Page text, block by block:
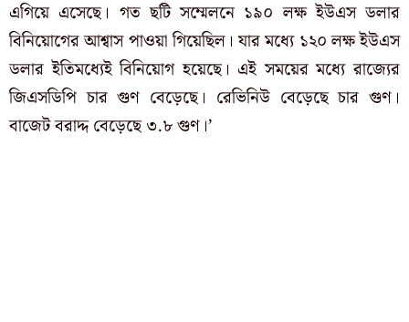
এগিয়ে এসেছে। গত ছটি সম্মেলনে ১৯০ লক্ষ ইউএস ডলার
বিনিয়োগের আশ্বাস পাওয়া গিয়েছিল। যার মধ্যে ১২০ লক্ষ ইউএস
ডলার ইতিমধ্যেই বিনিয়োগ হয়েছে। এই সময়ের মধ্যে রাজ্যের
জিএসডিপি চার গুণ বেড়েছে। রেভিনিউ বেড়েছে চার গুণ।
বাজেট বরাদ্দ বেড়েছে ৩.৮ গুণ।’